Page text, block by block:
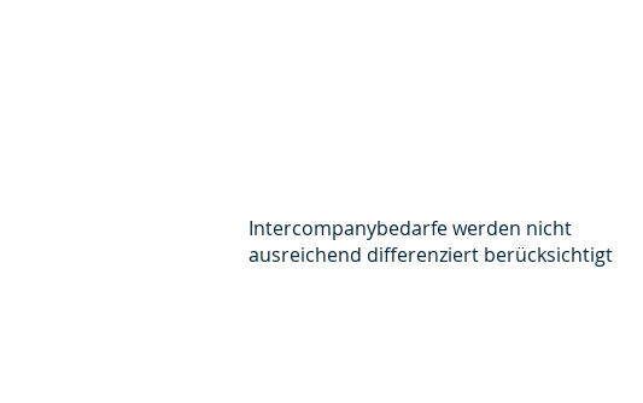
Intercompanybedarfe werden nicht
ausreichend differenziert berücksichtigt